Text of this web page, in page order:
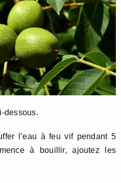
dessous.
l’eau à feu vif pendant 5
à bouillir, ajoutez les